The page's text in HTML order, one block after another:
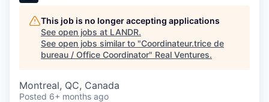
This job is no longer accepting applications
See open jobs at LANDR.
See open jobs similar to "Coordinateur.trice de
bureau / Office Coordinator" Real Ventures.
Montreal, QC, Canada
Posted 6+ months ago